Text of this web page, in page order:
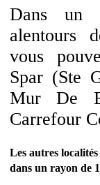
Dans un
alentours
vous
Spar (Ste
Mur De
Carrefour
Les autres
dans un rayon de